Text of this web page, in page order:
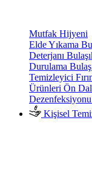
Mutfak Hijyeni
Elde Yıkama
Deterjanı
Durulama
Temizleyici
Ürünleri Ön
Dezenfeksiyonu
Kişisel